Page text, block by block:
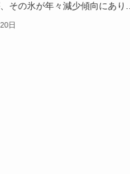
その氷が年々減少傾向にあり...
日